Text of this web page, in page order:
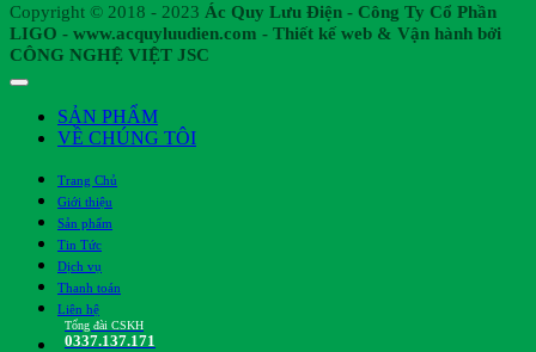
Copyright © 2018 - 2023 Ác Quy Lưu Điện - Công Ty Cổ Phần
LIGO - www.acquyluudien.com - Thiết kế web & Vận hành bởi
CÔNG NGHỆ VIỆT JSC
SẢN PHẨM
VỀ CHÚNG TÔI
Trang Chủ
Giới thiệu
Sản phẩm
Tin Tức
Dịch vụ
Thanh toán
Liên hệ
Tổng đài CSKH
0337.137.171